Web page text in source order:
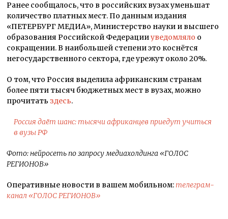
Ранее сообщалось, что в российских вузах уменьшат
количество платных мест. По данным издания
«ПЕТЕРБУРГ МЕДИА», Министерство науки и высшего
образования Российской Федерацииуведомляло о
сокращении. В наибольшей степени это коснётся
негосударственного сектора, где урежут около 20%.
О том, что Россия выделила африканским странам
более пяти тысяч бюджетных мест в вузах, можно
прочитать здесь.
Россия даёт шанс: тысячи африканцев приедут учиться
в вузы РФ
Фото: нейросеть по запросу медиахолдинга «ГОЛОС
РЕГИОНОВ»
Оперативные новости в вашем мобильном:телеграм-
канал «ГОЛОС РЕГИОНОВ»